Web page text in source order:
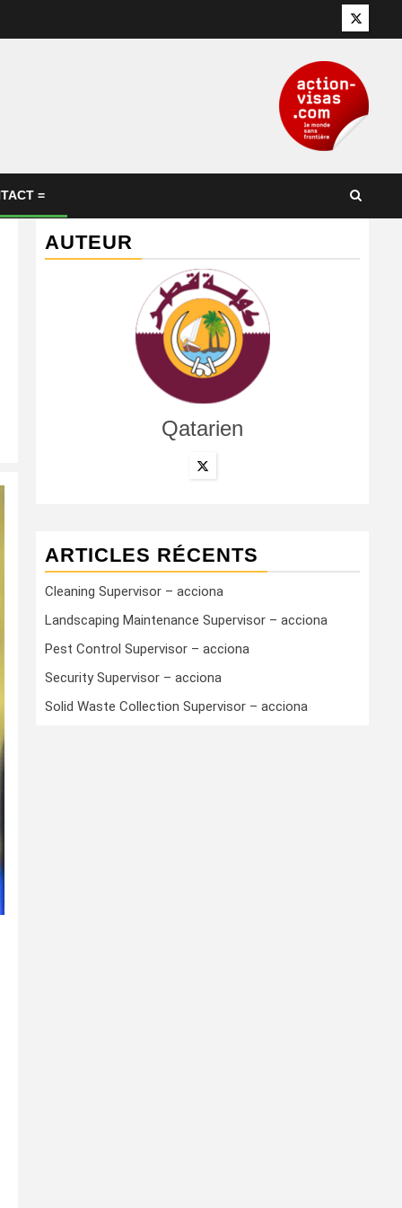
Twitter
=
AUTEUR
Qatarien
ARTICLES RÉCENTS
Cleaning Supervisor – acciona
Landscaping Maintenance Supervisor – acciona
Pest Control Supervisor – acciona
Security Supervisor – acciona
Solid Waste Collection Supervisor – acciona